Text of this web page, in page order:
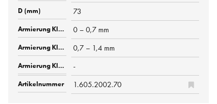
73
0 – 0,7 mm
0,7 – 1,4 mm
-
1.605.2002.70